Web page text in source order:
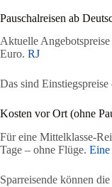
Pauschalreisen ab
Aktuelle
Euro. RJ
Das sind
Kosten vor Ort (ohne
Für eine Mittelklasse-
Tage – ohne Flüge. Eine
Sparreisende können